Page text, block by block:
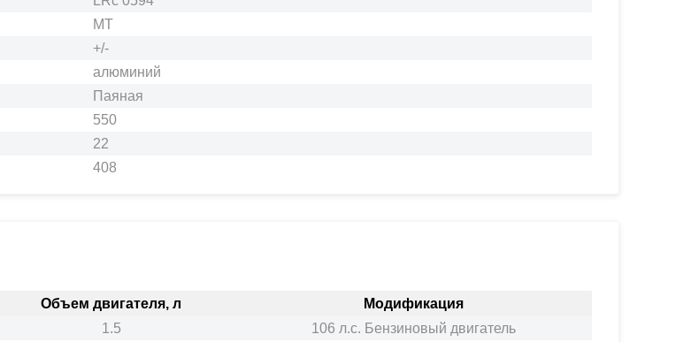
MT
+/-
алюминий
Паяная
550
22
408
Объем двигателя, л
Модификация
1.5 106 л.с. Бензиновый двигатель